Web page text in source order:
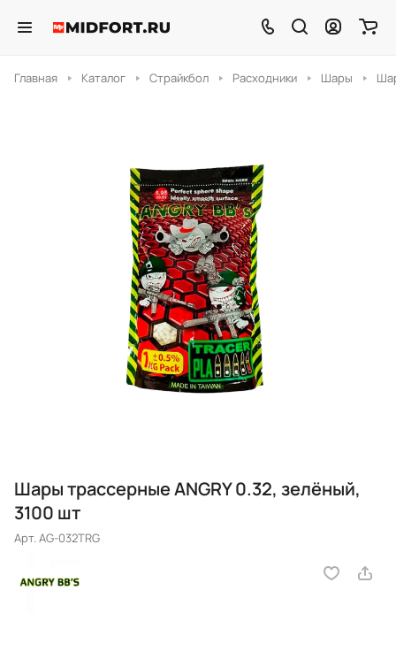
Главная Каталог Страйкбол Расходники Шары
Шары трассерные ANGRY 0.32, зелёный,
3100 шт
Арт.AG-032TRG